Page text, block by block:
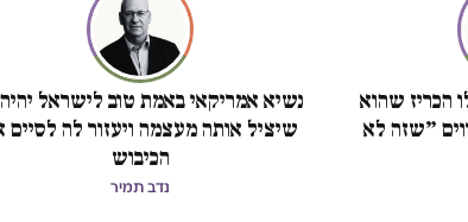
הכריז שהוא
״שזה לא
נשיא אמריקאי באמת טוב לישראל
שיציל אותה מעצמה ויעזור לה לסיים
הכיבוש
נדב תמיר